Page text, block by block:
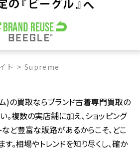
ト > Supreme
)の買取ならブランド古着専門買取の
。複数の実店舗に加え、ショッピング
ど豊富な販路があるからこそ、どこ
。相場やトレンドを知り尽くし、確か